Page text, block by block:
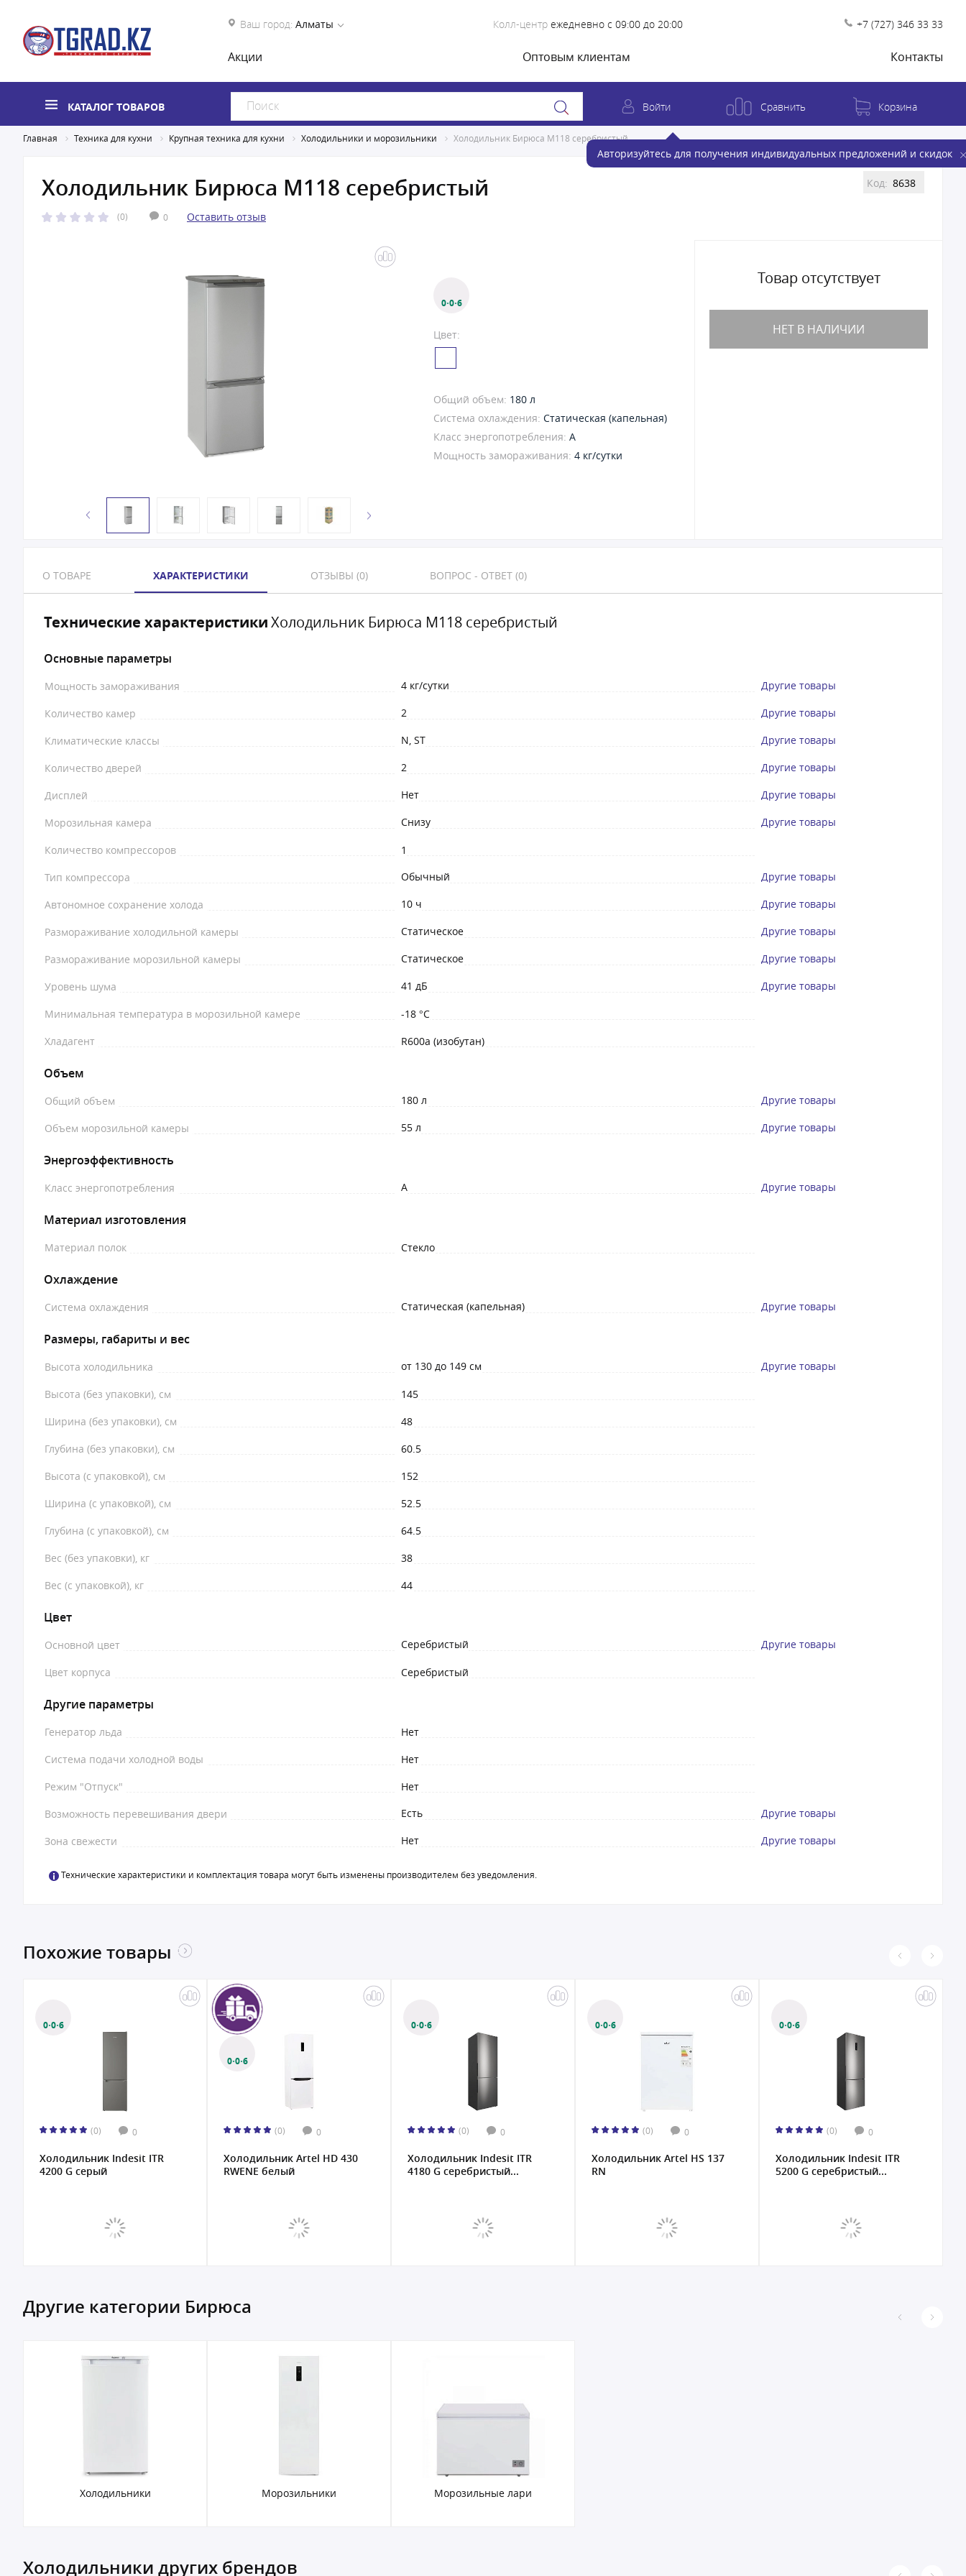
Ваш город: Алматы Колл-центр ежедневно с 09:00 до 20:00 +7 (727) 346 33 33
Акции Оптовым клиентам Контакты
КАТАЛОГ ТОВАРОВ Войти
Авторизуйтесь для получения индивидуальных предложений и скидок
Сравнить Корзина
Главная Техника для кухни Крупная техника для кухни Холодильники и морозильники Холодильник Бирюса M118 серебристый
Холодильник Бирюса M118 серебристый
(0) 0 Оставить отзыв
Код: 8638
0·0·6
Цвет:
Общий объем: 180 л
Система охлаждения: Статическая (капельная)
Класс энергопотребления: A
Мощность замораживания: 4 кг/сутки
Товар отсутствует
НЕТ В НАЛИЧИИ
О ТОВАРЕ ХАРАКТЕРИСТИКИ ОТЗЫВЫ (0) ВОПРОС - ОТВЕТ (0)
Технические характеристикиХолодильник Бирюса M118 серебристый
Основные параметры
Мощность замораживания 4 кг/сутки Другие товары
Количество камер 2 Другие товары
Климатические классы N, ST Другие товары
Количество дверей 2 Другие товары
Дисплей Нет Другие товары
Морозильная камера Снизу Другие товары
Количество компрессоров
1
Тип компрессора
Обычный Другие товары
Автономное сохранение холода 10 ч Другие товары
Размораживание холодильной камеры Статическое Другие товары
Размораживание морозильной камеры Статическое Другие товары
Уровень шума 41 дБ Другие товары
Минимальная температура в морозильной камере
-18 °C
Хладагент
R600a (изобутан)
Объем
Общий объем 180 л Другие товары
Объем морозильной камеры 55 л Другие товары
Энергоэффективность
Класс энергопотребления A Другие товары
Материал изготовления
Материал полок Стекло
Охлаждение
Система охлаждения Статическая (капельная) Другие товары
Размеры, габариты и вес
Высота холодильника от 130 до 149 см Другие товары
Высота (без упаковки), см
145
Ширина (без упаковки), см
48
Глубина (без упаковки), см
60.5
Высота (с упаковкой), см
152
Ширина (с упаковкой), см
52.5
Глубина (с упаковкой), см
64.5
Вес (без упаковки), кг
38
Вес (с упаковкой), кг
44
Цвет
Основной цвет Серебристый Другие товары
Цвет корпуса Серебристый
Другие параметры
Генератор льда
Нет
Система подачи холодной воды
Нет
Режим "Отпуск"
Нет
Возможность перевешивания двери
Есть Другие товары
Зона свежести Нет Другие товары
Технические характеристики и комплектация товара могут быть изменены производителем без уведомления.
Похожие товары
0·0·6
(0) 0
Холодильник Indesit ITR
4200 G серый
0·0·6
(0) 0
Холодильник Artel HD 430
RWENE белый
0·0·6
(0) 0
Холодильник Indesit ITR
4180 G серебристый...
0·0·6
(0) 0
Холодильник Artel HS 137
RN
0·0·6
(0) 0
Холодильник Indesit ITR
5200 G серебристый...
Другие категории Бирюса
Холодильники Морозильники Морозильные лари
Холодильники других брендов